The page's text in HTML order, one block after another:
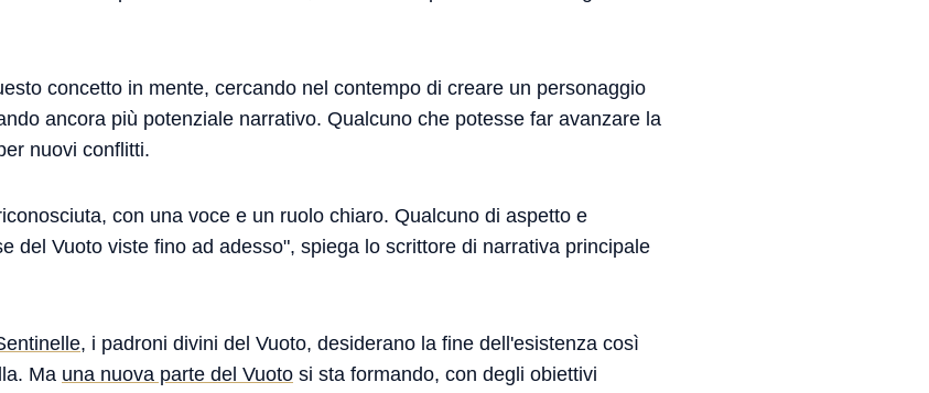
concetto in mente, cercando nel contempo di creare un personaggio
ancora più potenziale narrativo. Qualcuno che potesse far avanzare la
nuovi conflitti.
con una voce e un ruolo chiaro. Qualcuno di aspetto e
del Vuoto viste fino ad adesso", spiega lo scrittore di narrativa principale
, i padroni divini del Vuoto, desiderano la fine dell'esistenza così
Ma una nuova parte del Vuoto si sta formando, con degli obiettivi